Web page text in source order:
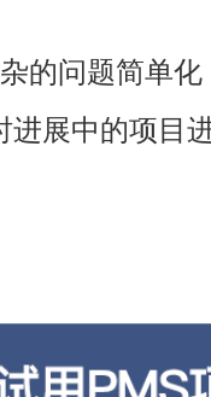
的问题简单
展中的项目